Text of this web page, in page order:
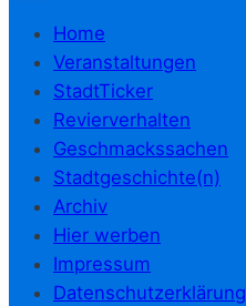
Home
Veranstaltungen
StadtTicker
Revierverhalten
Geschmackssachen
Stadtgeschichte(n)
Archiv
Hier werben
Impressum
Datenschutzerklärung